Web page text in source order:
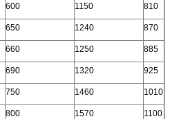
600 1150 810
650 1240 870
660 1250 885
690 1320 925
750 1460 1010
800 1570 1100